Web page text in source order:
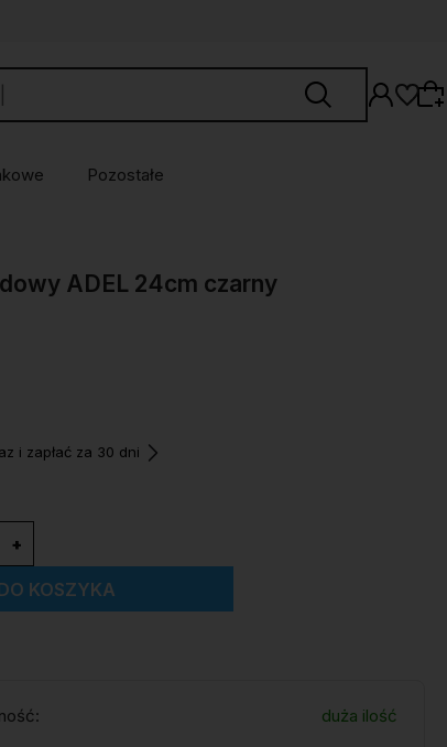
oferty lub zaloguj się, aby przywrócić dodane
Pozostałe
ADEL 24cm czarny
i zapłać za 30 dni
+
KOSZYKA
duża ilość